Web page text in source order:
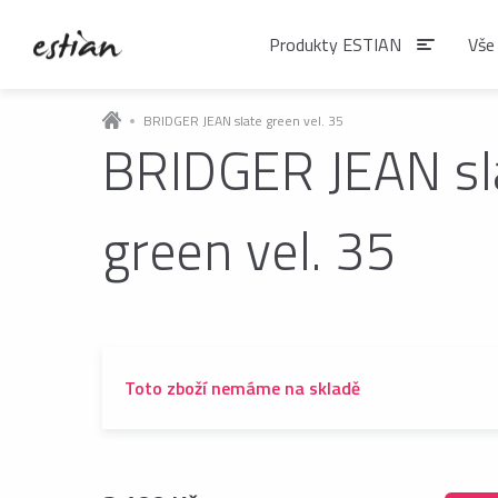
BRIDGER JEAN slate green vel. 35
BRIDGER JEAN
green vel. 35
Toto zboží nemáme na skladě
Produkty ESTIAN
Produkty
VÝDEJNÍKY VODY
ČAJE